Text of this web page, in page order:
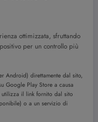
ottimizzata, sfruttando
per un controllo più
Android) direttamente dal sito,
Google Play Store a causa
il link fornito dal sito
o a un servizio di